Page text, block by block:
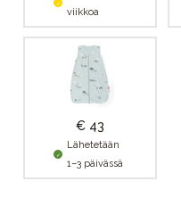
viikkoa
€ 43
Lähetetään
1–3 päivässä